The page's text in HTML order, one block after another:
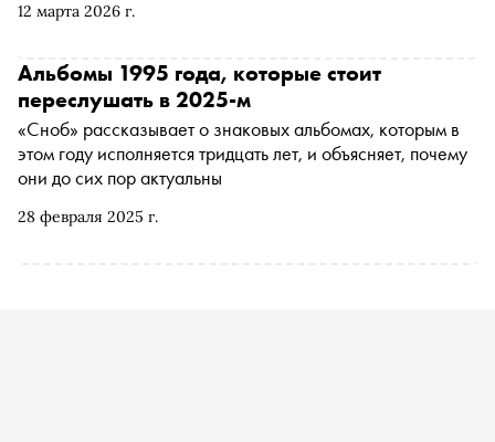
12 марта 2026 г.
нулевых. В честь этого события «Сноб» вспоминает
было не только беззаботно веселиться, но и размышлять
о загадках человеческой природы и нашей с вами
вселенной
28 февраля 2025 г.
Альбомы 1995 года, которые стоит
переслушать в 2025-м
«Сноб» рассказывает о знаковых альбомах, которым в
этом году исполняется тридцать лет, и объясняет, почему
они до сих пор актуальны